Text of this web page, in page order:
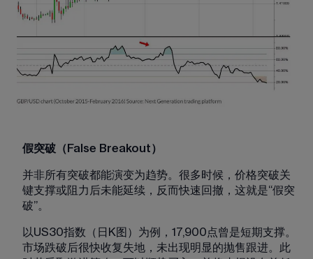
假突破（False Breakout）
并非所有突破都能演变为趋势。很多时候，价格突破关
键支撑或阻力后未能延续，反而快速回撤，这就是“假突
破”。
以US30指数（日K图）为例，17,900点曾是短期支撑。
市场跌破后很快收复失地，未出现明显的抛售跟进。此